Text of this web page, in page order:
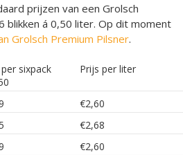
prijzen van een Grolsch
blikken á 0,50 liter. Op dit moment
Grolsch Premium Pilsner.
sixpack
Prijs per liter
€2,60
€2,68
€2,60